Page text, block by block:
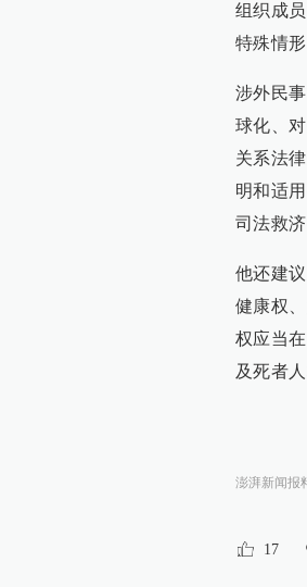
组织成
特殊情
涉外民
球化、
关系法
明和适
司法救
他还建
健康权
权应当
及死者
澎湃新闻报
17